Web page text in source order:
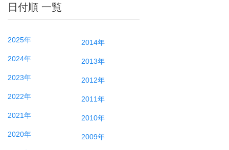
日付順 一覧
2025年
2024年
2023年
2022年
2021年
2020年
2014年
2013年
2012年
2011年
2010年
2009年